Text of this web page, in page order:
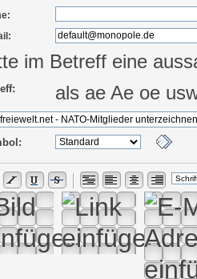
im Betreff eine
als ae Ae oe